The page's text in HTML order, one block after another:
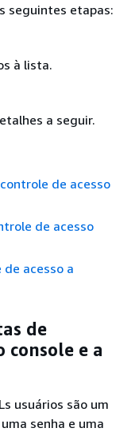
seguintes etapas:
à lista.
a seguir.
de acesso
de acesso
acesso a
de
console e a
usuários são um
senha e uma